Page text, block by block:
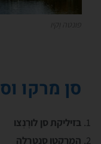
סן מרקו
בּזיליקת סן לורֶנְצו
המרקטו סנטרלה